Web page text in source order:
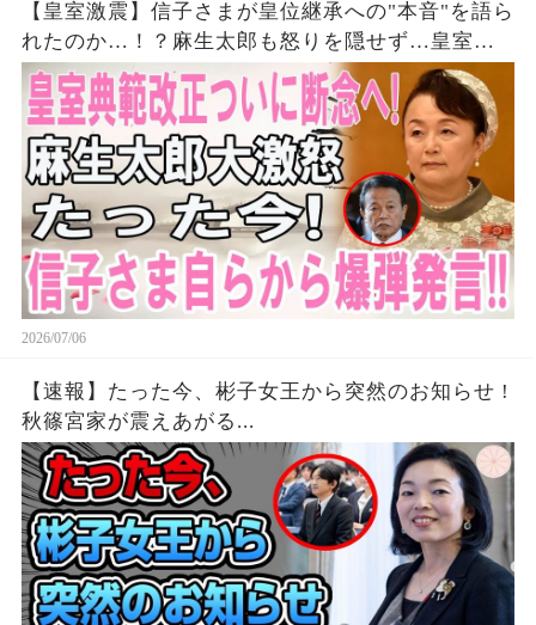
【皇室激震】信子さまが皇位継承への"本音"を語ら
れたのか…！？麻生太郎も怒りを隠せず…皇室典
範改正を巡る極秘情報に永田町騒然！
2026/07/06
【速報】たった今、彬子女王から突然のお知らせ !
秋篠宮家が震えあがる...